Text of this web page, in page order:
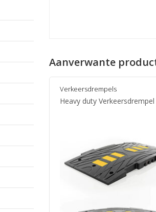
Aanverwante
Verkeersdrempels
Heavy duty Verkeersdrempel